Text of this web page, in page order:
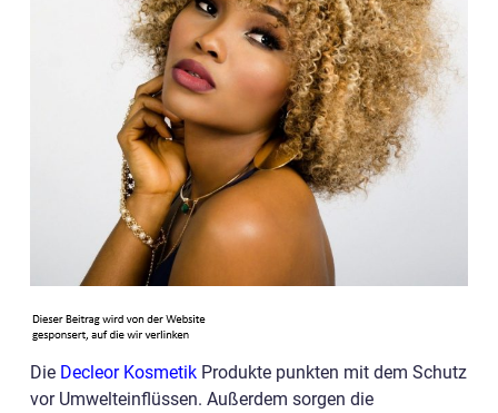
Die Decleor Kosmetik Produkte punkten mit dem Schutz
vor Umwelteinflüssen. Außerdem sorgen die